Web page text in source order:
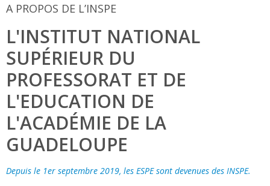
A PROPOS DE L’INSPE
L'INSTITUT NATIONAL
SUPÉRIEUR DU
PROFESSORAT ET DE
L'EDUCATION DE
L'ACADÉMIE DE LA
GUADELOUPE
Depuis le 1er septembre 2019, les ESPE sont devenues des INSPE.